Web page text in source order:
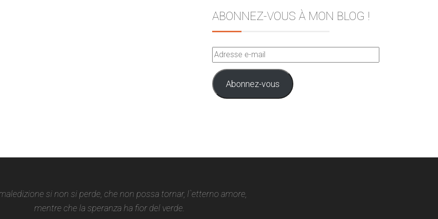
ABONNEZ-VOUS À MON BLOG !
Adresse
e-
mail
Abonnez-vous
si non si perde, che non possa tornar, l`etterno amore,
mentre che la speranza ha fior del verde.